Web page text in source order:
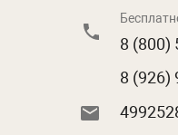
8 (800)
8 (926)